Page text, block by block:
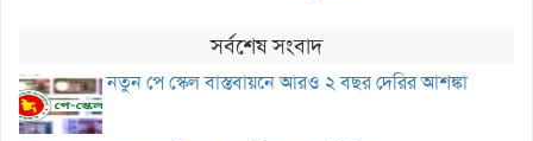
সর্বশেষ সংবাদ
নতুন পে স্কেল বাস্তবায়নে আরও ২ বছর দেরির আশঙ্কা